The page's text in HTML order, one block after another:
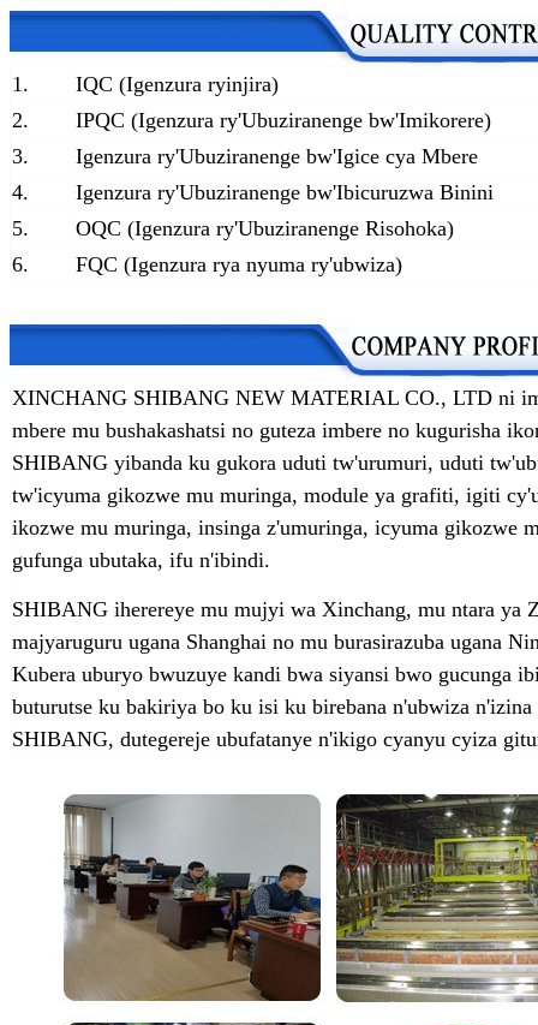
1.
IQC (Igenzura ryinjira)
2.
IPQC (Igenzura ry'Ubuziranenge bw'Imikorere)
3.
Igenzura ry'Ubuziranenge bw'Igice cya Mbere
4.
Igenzura ry'Ubuziranenge bw'Ibicuruzwa Binini
5.
OQC (Igenzura ry'Ubuziranenge Risohoka)
6.
FQC (Igenzura rya nyuma ry'ubwiza)
XINCHANG SHIBANG NEW MATERIAL CO., LTD ni
mbere mu bushakashatsi no guteza imbere no kugurisha
SHIBANG yibanda ku gukora uduti tw'urumuri, uduti
tw'icyuma gikozwe mu muringa, module ya grafiti, igiti
ikozwe mu muringa, insinga z'umuringa, icyuma gikozwe
gufunga ubutaka, ifu n'ibindi.
SHIBANG iherereye mu mujyi wa Xinchang, mu ntara ya
majyaruguru ugana Shanghai no mu burasirazuba ugana
Kubera uburyo bwuzuye kandi bwa siyansi bwo gucunga
buturutse ku bakiriya bo ku isi ku birebana n'ubwiza
SHIBANG, dutegereje ubufatanye n'ikigo cyanyu cyiza